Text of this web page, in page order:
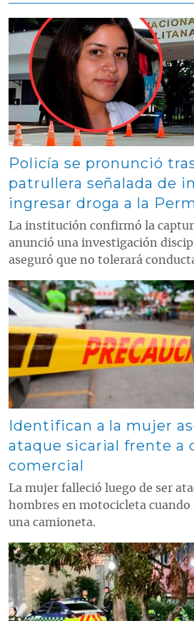
Contenido multimedia principal
Policía se pronunció
patrullera señalada de
ingresar droga a la
La institución confirmó la
anunció una investigación
aseguró que no tolerará
Contenido multimedia principal
Identifican a la mujer
ataque sicarial frente a
comercial
La mujer falleció luego de ser
hombres en motocicleta cuando
una camioneta.
Contenido multimedia principal